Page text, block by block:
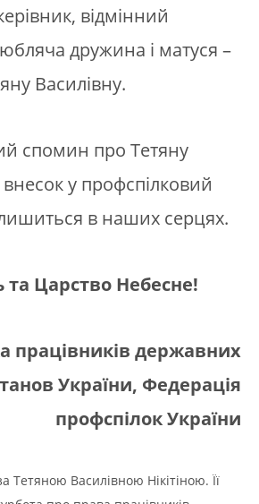
відмінний
дружина і матуся –
Василівну.
спомин про Тетяну
внесок у профспілковий
в наших серцях.
та Царство Небеcне!
працівників державних
України, Федерація
профспілок України
Тетяною Василівною Нікітіною. Її